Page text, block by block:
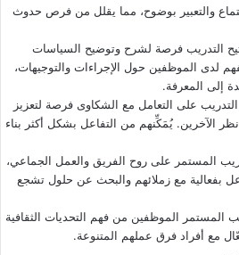
والتعبير بوضوح، مما يقلل من فرص حدوث
التدريب فرصة لشرح وتوضيح السياسات
لدى الموظفين حول الإجراءات والتوجيهات،
إلى المعرفة.
على التعامل مع الشكاوى فرصة لتعزيز
الآخرين. يُمَكِّنهم من التفاعل بشكل أكثر بناء
المستمر على روح الفريق والعمل الجماعي،
بفعالية مع زملائهم والبحث عن حلول تشجع
المستمر الموظفين من فهم التحديات الثقافية
مع أفراد فرق عملهم المتنوعة.